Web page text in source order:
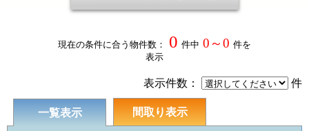
現在の条件に合う物件数： 0 件中 0～0 件を
表示
表示件数： 件
一覧表示 間取り表示